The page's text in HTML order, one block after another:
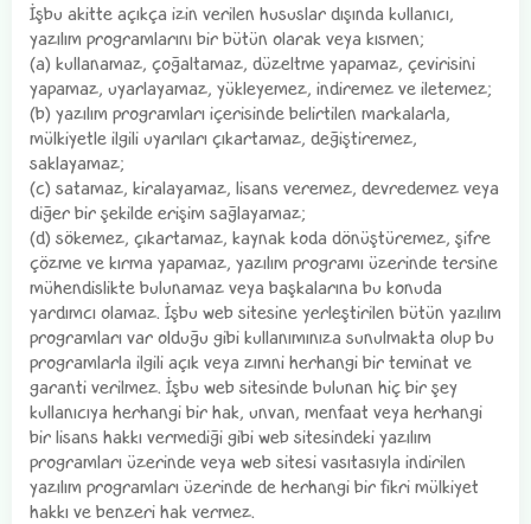
İşbu akitte açıkça izin verilen hususlar dışında kullanıcı,
yazılım programlarını bir bütün olarak veya kısmen;
(a) kullanamaz, çoğaltamaz, düzeltme yapamaz, çevirisini
yapamaz, uyarlayamaz, yükleyemez, indiremez ve iletemez;
(b) yazılım programları içerisinde belirtilen markalarla,
mülkiyetle ilgili uyarıları çıkartamaz, değiştiremez,
saklayamaz;
(c) satamaz, kiralayamaz, lisans veremez, devredemez veya
diğer bir şekilde erişim sağlayamaz;
(d) sökemez, çıkartamaz, kaynak koda dönüştüremez, şifre
çözme ve kırma yapamaz, yazılım programı üzerinde tersine
mühendislikte bulunamaz veya başkalarına bu konuda
yardımcı olamaz. İşbu web sitesine yerleştirilen bütün yazılım
programları var olduğu gibi kullanımınıza sunulmakta olup bu
programlarla ilgili açık veya zımni herhangi bir teminat ve
garanti verilmez. İşbu web sitesinde bulunan hiç bir şey
kullanıcıya herhangi bir hak, unvan, menfaat veya herhangi
bir lisans hakkı vermediği gibi web sitesindeki yazılım
programları üzerinde veya web sitesi vasıtasıyla indirilen
yazılım programları üzerinde de herhangi bir fikri mülkiyet
hakkı ve benzeri hak vermez.